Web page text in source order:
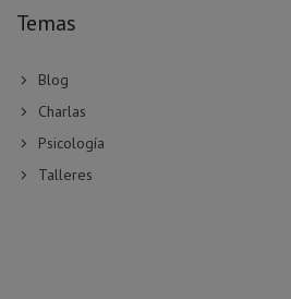
Temas
Blog
Charlas
Psicología
Talleres